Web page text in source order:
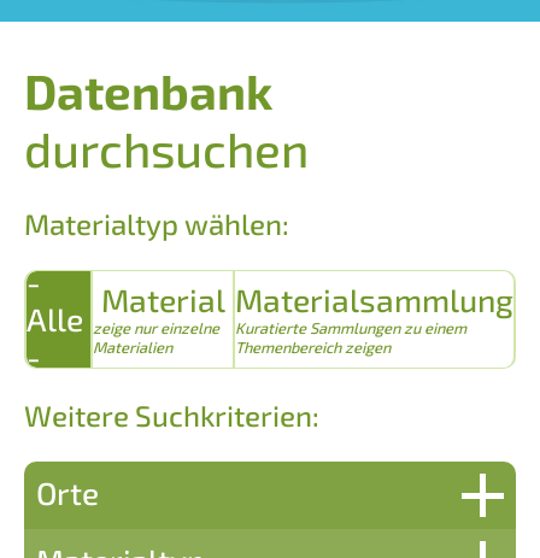
Datenbank
durchsuchen
Materialtyp wählen:
-
Alle
-
Material
zeige nur einzelne
Materialien
Materialsammlung
Kuratierte Sammlungen zu einem
Themenbereich zeigen
Weitere Suchkriterien:
Orte